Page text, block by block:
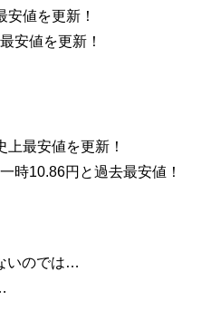
値を更新！
安値を更新！
最安値を更新！
時10.86円と過去最安値！
いのでは…